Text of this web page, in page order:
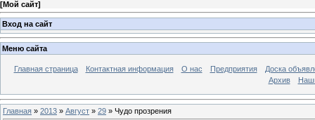
[Мой сайт]
Вход на сайт
Меню сайта
Главная страница Контактная информация О нас Предприятия
Доска
Архив
Главная » 2013 » Август » 29 » Чудо прозрения